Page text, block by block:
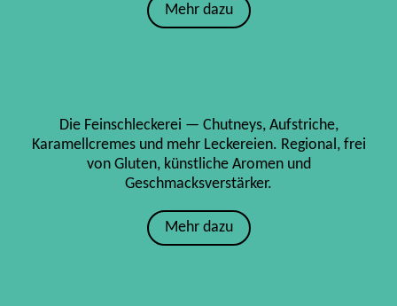
Mehr dazu
Die Feinschleckerei — Chutneys, Aufstriche,
Karamellcremes und mehr Leckereien. Regional, frei
von Gluten, künstliche Aromen und
Geschmacksverstärker.
Mehr dazu